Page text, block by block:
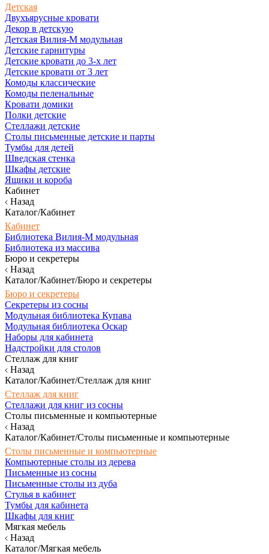
Детская
Двухъярусные кровати
Декор в детскую
Детская Вилия-М модульная
Детские гарнитуры
Детские кровати до 3-х лет
Детские кровати от 3 лет
Комоды классические
Комоды пеленальные
Кровати домики
Полки детские
Стеллажи детские
Столы письменные детские и парты
Тумбы для детей
Шведская стенка
Шкафы детские
Ящики и короба
Кабинет
Назад
Каталог/Кабинет
Кабинет
Библиотека Вилия-М модульная
Библиотека из массива
Бюро и секретеры
Назад
Каталог/Кабинет/Бюро и секретеры
Бюро и секретеры
Секретеры из сосны
Модульная библиотека Купава
Модульная библиотека Оскар
Наборы для кабинета
Надстройки для столов
Стеллаж для книг
Назад
Каталог/Кабинет/Стеллаж для книг
Стеллаж для книг
Стеллажи для книг из сосны
Столы письменные и компьютерные
Назад
Каталог/Кабинет/Столы письменные и компьютерные
Столы письменные и компьютерные
Компьютерные столы из дерева
Письменные из сосны
Письменные столы из дуба
Стулья в кабинет
Тумбы для кабинета
Шкафы для книг
Мягкая мебель
Назад
Каталог/Мягкая мебель